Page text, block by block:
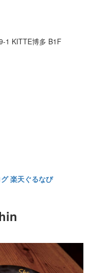
1 KITTE博多 B1F
楽天ぐるなび